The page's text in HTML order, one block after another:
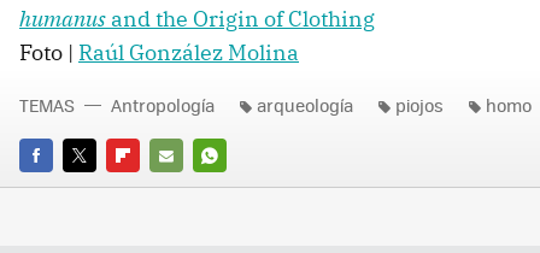
humanus and the Origin of Clothing
Foto | Raúl González Molina
FACEBOOK
TWITTERFLIPBOARD
E-
WHATSAPP
TEMAS Antropología arqueología piojos homo